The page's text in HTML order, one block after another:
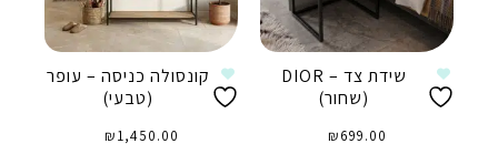
שידת צד – DIOR
(שחור)
₪699.00
קונסולה כניסה – עופר
(טבעי)
₪1,450.00